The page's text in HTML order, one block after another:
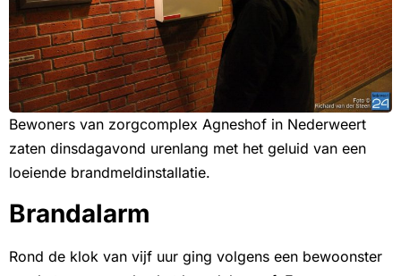
Bewoners van zorgcomplex Agneshof in Nederweert
zaten dinsdagavond urenlang met het geluid van een
loeiende brandmeldinstallatie.
Brandalarm
Rond de klok van vijf uur ging volgens een bewoonster